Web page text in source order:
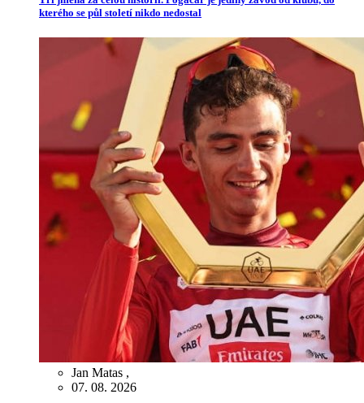
kterého se půl století nikdo nedostal
Jan Matas ,
07. 08. 2026